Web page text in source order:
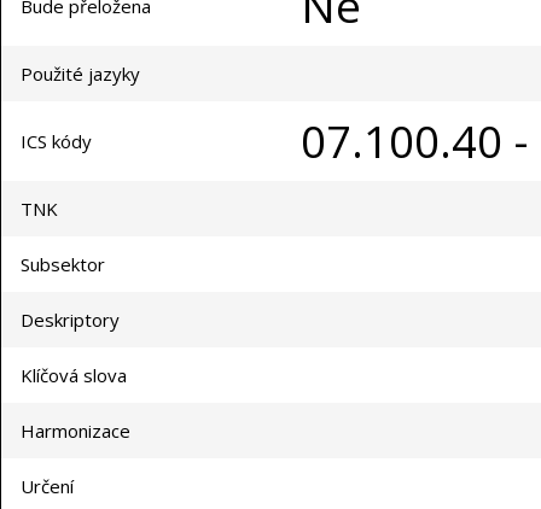
Bude přeložena
Použité jazyky
ICS kódy 07.100.40
TNK
Subsektor
Deskriptory
Klíčová slova
Harmonizace
Určení